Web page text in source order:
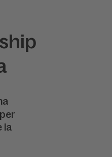
e sostenibile.
che unisce queste
di armonia
la